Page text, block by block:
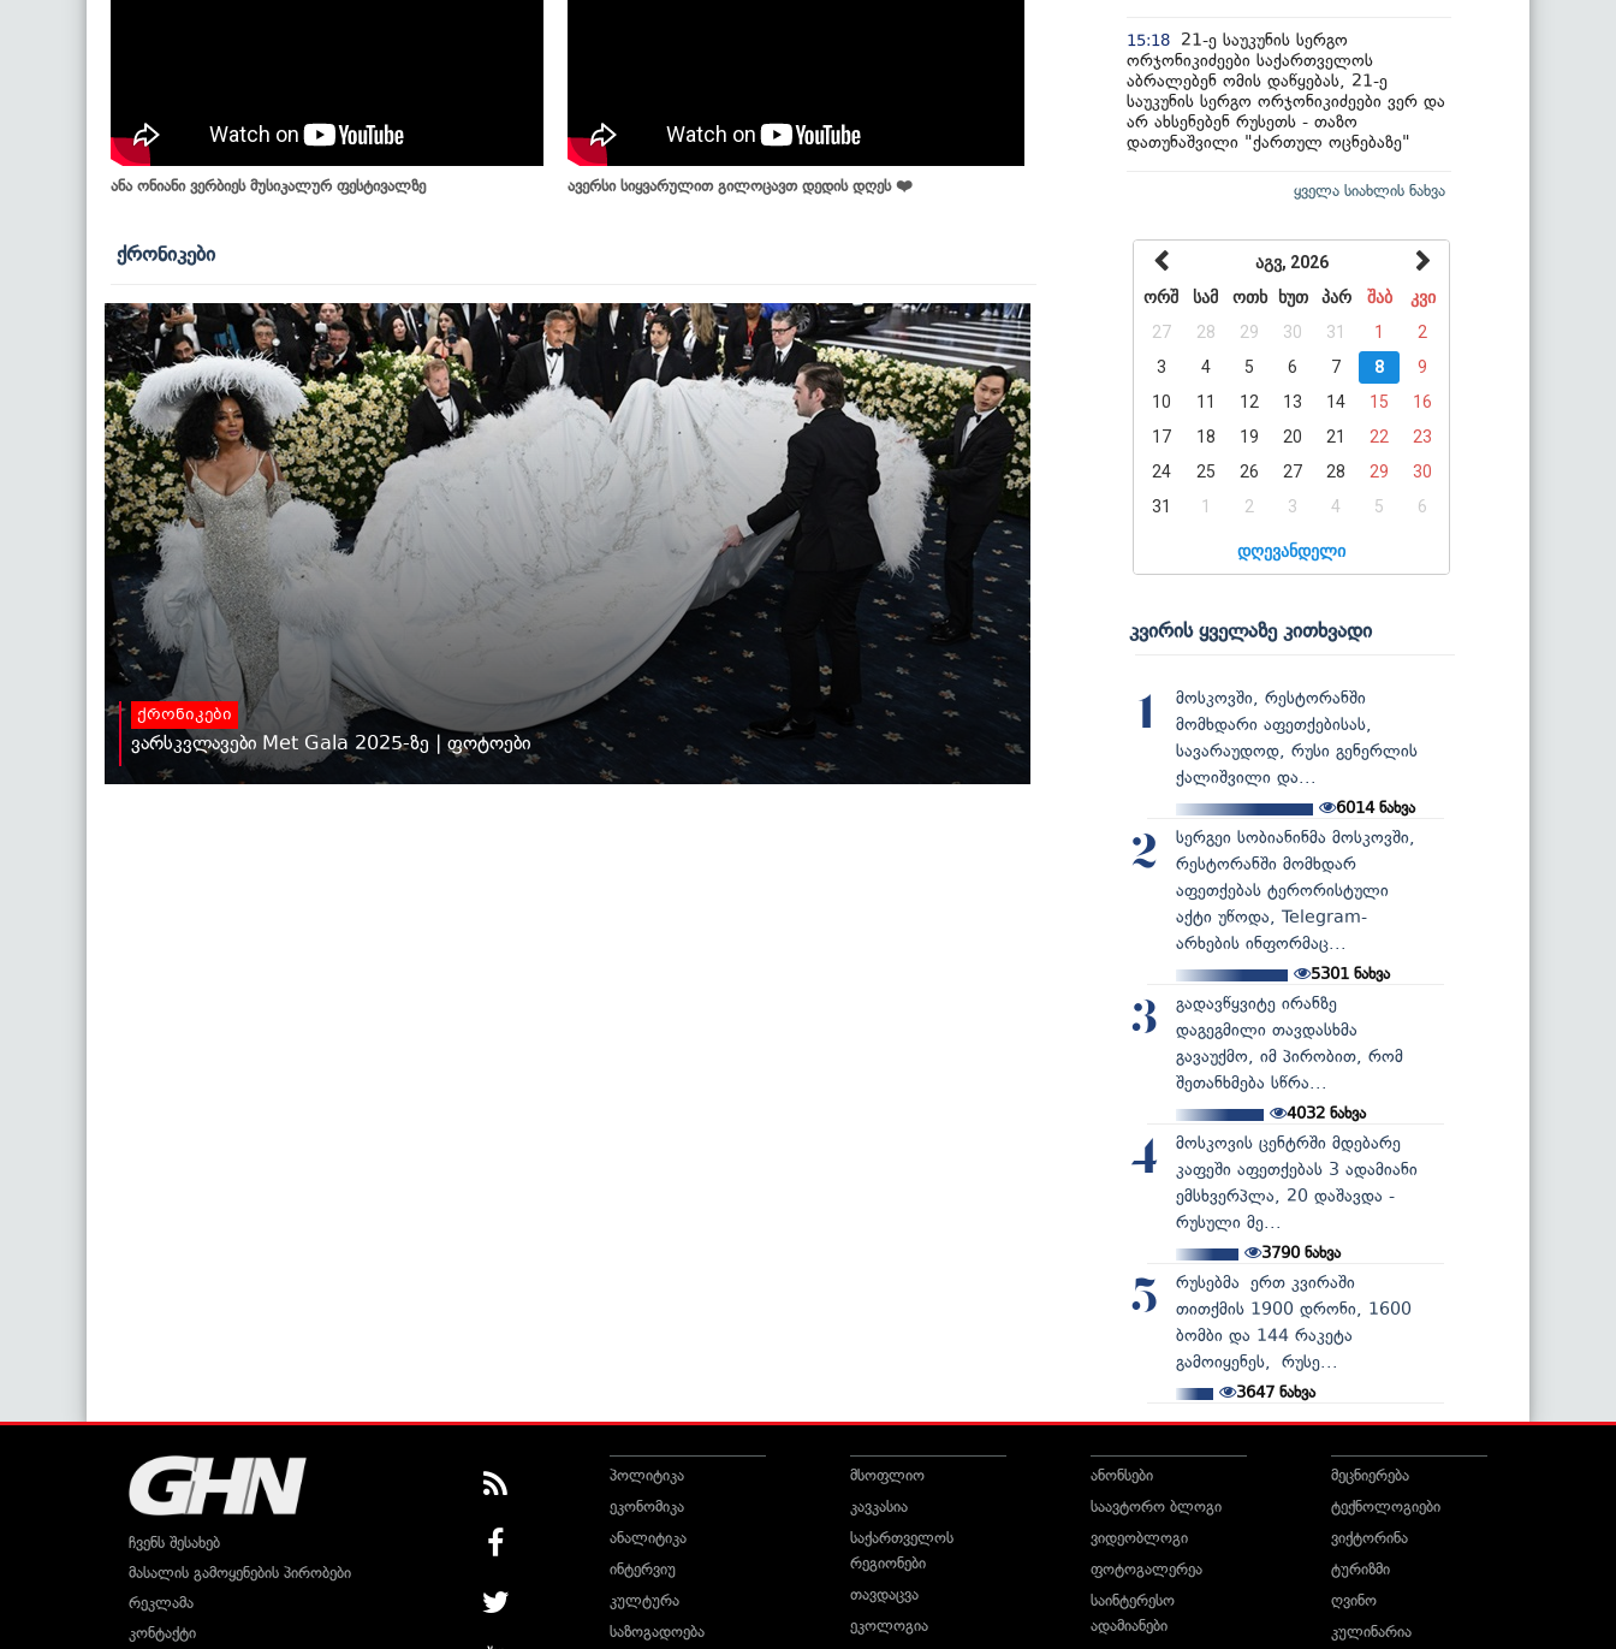
ანა ონიანი ვერბიეს მუსიკალურ ფესტივალზე ავერსი სიყვარულით გილოცავთ დედის დღეს ❤️
ქრონიკები
ქრონიკები
ვარსკვლავები Met Gala 2025-ზე | ფოტოები
15:18
21-ე საუკუნის სერგო
ორჯონიკიძეები საქართველოს
აბრალებენ ომის დაწყებას, 21-ე
საუკუნის სერგო ორჯონიკიძეები ვერ და
არ ახსენებენ რუსეთს - თაზო
დათუნაშვილი "ქართულ ოცნებაზე"
ყველა სიახლის ნახვა
აგვ, 2026
ორშ
სამ ოთხ ხუთ პარ შაბ
კვი
27
28 29 30 31 1
2
3
4 5 6 7 8
9
10
11 12 13 14 15
16
17
18 19 20 21 22
23
24
25 26 27 28 29
30
31
1 2 3 4 5 6
დღევანდელი
კვირის ყველაზე კითხვადი
1
მოსკოვში, რესტორანში
მომხდარი აფეთქებისას,
სავარაუდოდ, რუსი გენერლის
ქალიშვილი და...
6014ნახვა
2
სერგეი სობიანინმა მოსკოვში,
რესტორანში მომხდარ
აფეთქებას ტერორისტული
აქტი უწოდა, Telegram-
არხების ინფორმაც...
5301 ნახვა
3
გადავწყვიტე ირანზე
დაგეგმილი თავდასხმა
გავაუქმო, იმ პირობით, რომ
შეთანხმება სწრა...
4032ნახვა
4
მოსკოვის ცენტრში მდებარე
კაფეში აფეთქებას 3 ადამიანი
ემსხვერპლა, 20 დაშავდა -
რუსული მე...
3790ნახვა
5
რუსებმა ერთ კვირაში
თითქმის 1900 დრონი, 1600
ბომბი და 144 რაკეტა
გამოიყენეს, რუსე...
3647 ნახვა
ჩვენს შესახებ
მასალის გამოყენების პირობები
რეკლამა
კონტაქტი
პოლიტიკა
ეკონომიკა
ანალიტიკა
ინტერვიუ
კულტურა
საზოგადოება
მსოფლიო
კავკასია
საქართველოს
რეგიონები
თავდაცვა
ეკოლოგია
ანონსები
საავტორო ბლოგი
ვიდეობლოგი
ფოტოგალერეა
საინტერესო
ადამიანები
მეცნიერება
ტექნოლოგიები
ვიქტორინა
ტურიზმი
ღვინო
კულინარია